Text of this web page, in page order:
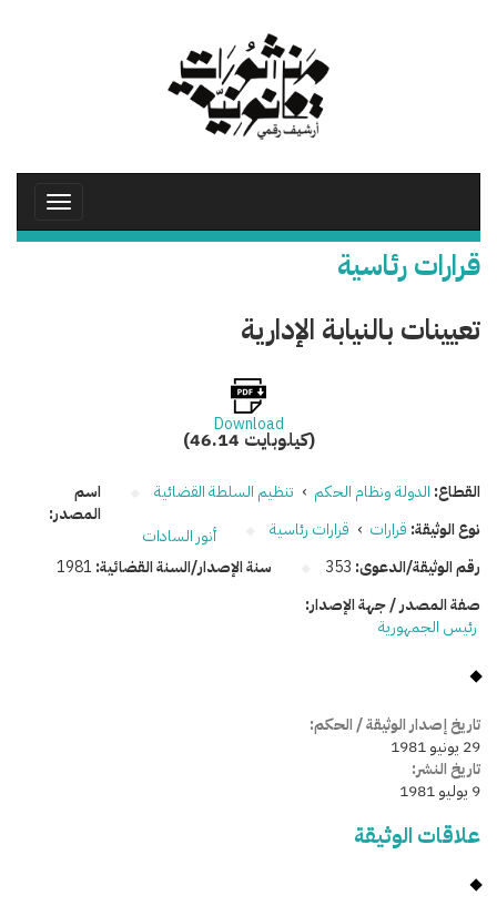
Toggle
قرارات رئاسية
تعيينات بالنيابة الإدارية
Download
(46.14 كيلوبايت)
القطاع: الدولة ونظام الحكم › تنظيم السلطة القضائية
نوع الوثيقة: قرارات › قرارات رئاسية
رقم الوثيقة/الدعوى: 353 سنة الإصدار/السنة القضائية: 1981
اسم
المصدر:
أنور السادات
صفة المصدر / جهة الإصدار:
رئيس الجمهورية
تاريخ إصدار الوثيقة / الحكم:
29 يونيو 1981
تاريخ النشر:
9 يوليو 1981
علاقات الوثيقة